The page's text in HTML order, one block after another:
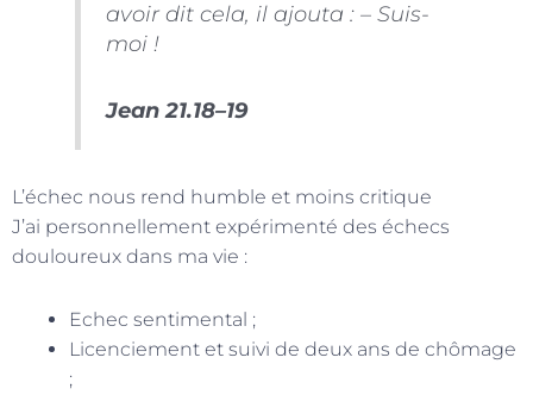
avoir dit cela, il ajouta : – Suis-
moi !
Jean 21.18–19
L’échec nous rend humble et moins critique
J’ai personnellement expérimenté des échecs
douloureux dans ma vie :
Echec sentimental ;
Licenciement et suivi de deux ans de chômage
;